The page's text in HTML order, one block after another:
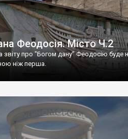
Феодосія. Місто Ч.2
звіту про "Богом дану" Феодосію буде
ніж перша.